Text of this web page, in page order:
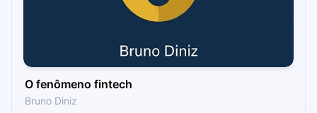
O fenômeno fintech
Bruno Diniz